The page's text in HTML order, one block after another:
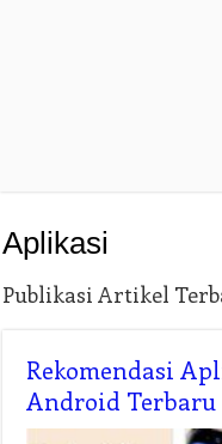
Aplikasi
Publikasi Artikel
Rekomendasi
Android Terbaru